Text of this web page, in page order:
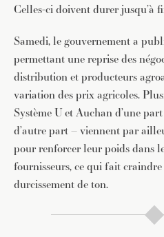
Celles-ci doivent durer jusqu’à
Samedi, le gouvernement a
permettant une reprise des
distribution et producteurs
variation des prix agricoles.
Système U et Auchan d’une
d’autre part – viennent par
pour renforcer leur poids dans
fournisseurs, ce qui fait
durcissement de ton.